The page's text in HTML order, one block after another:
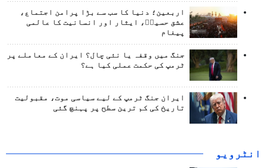
اربعین؛ دنیا کا سب سے بڑا پرامن اجتماع،
عشق حسینؑ، ایثار اور انسانیت کا عالمی
پیغام
جنگ میں وقفہ یا نئی چال؟ ایران کے معاملے پر
ٹرمپ کی حکمت عملی کیا ہے؟
ایران جنگ ٹرمپ کے لیے سیاسی موت، مقبولیت
تاریخ کی کم ترین سطح پر پہنچ گئی
انٹرويو